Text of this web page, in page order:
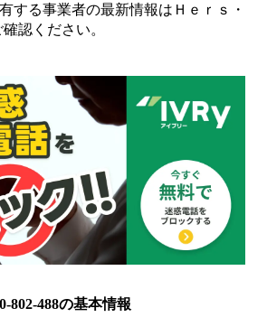
する事業者の最新情報は Ｈｅｒｓ・
確認ください。
802-488の基本情報